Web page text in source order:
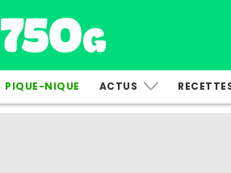
PIQUE-NIQUE ACTUS